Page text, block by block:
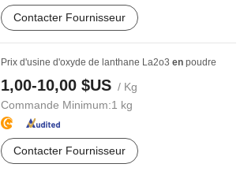
Contacter Fournisseur
Prix d'usine d'oxyde de lanthane La2o3 en poudre
1,00-10,00 $US / Kg
Commande Minimum:1 kg
Contacter Fournisseur